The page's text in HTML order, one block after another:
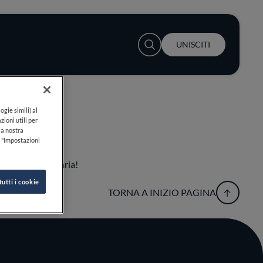
User account menu
UNISCITI
culinaria!
TORNA A INIZIO PAGINA
simili) al
utili per
nostra
i cookie